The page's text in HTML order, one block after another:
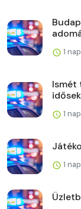
1
Ismét
1
1